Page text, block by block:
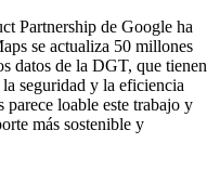
Partnership de Google ha
se actualiza 50 millones
datos de la DGT, que tienen
seguridad y la eficiencia
loable este trabajo y
más sostenible y